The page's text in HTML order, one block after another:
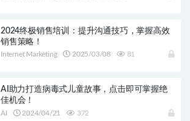
2024终极销售培训：提升沟通技巧，掌握高效
销售策略！
Internet Marketing 2025/03/08 81
AI助力打造病毒式儿童故事，点击即可掌握绝
佳机会！
AI 2024/04/21 372